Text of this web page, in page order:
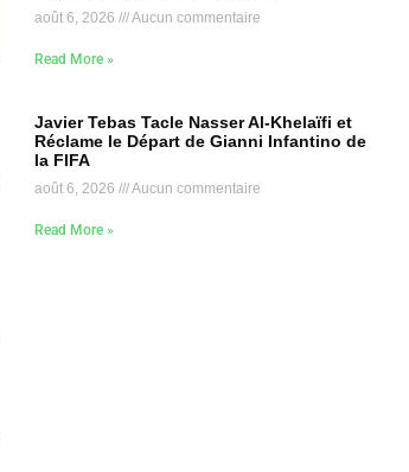
août 6, 2026 Aucun commentaire
Read More »
Javier Tebas Tacle Nasser Al-Khelaïfi et
Réclame le Départ de Gianni Infantino de
la FIFA
août 6, 2026 Aucun commentaire
Read More »